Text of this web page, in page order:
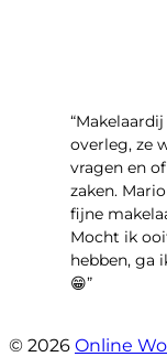
overleg, ze
vragen en
zaken.
fijne
Mocht ik
hebben, ga
😁”
© 2026 Online